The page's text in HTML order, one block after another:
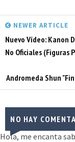
NEWER ARTICLE
Nuevo Vídeo: Kanon
No Oficiales (Figuras
Andromeda Shun
NO HAY
Hola, me encanta